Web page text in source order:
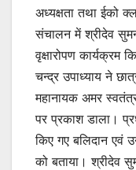
अध्यक्षता तथा ईको
संचालन में श्रीदेव
वृक्षारोपण कार्यक्रम
चन्द्र उपाध्याय ने
महानायक अमर
पर प्रकाश डाला।
किए गए बलिदान एवं
को बताया। श्रीदेव